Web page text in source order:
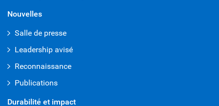
Nouvelles
Salle de presse
Leadership avisé
Reconnaissance
Publications
Durabilité et impact